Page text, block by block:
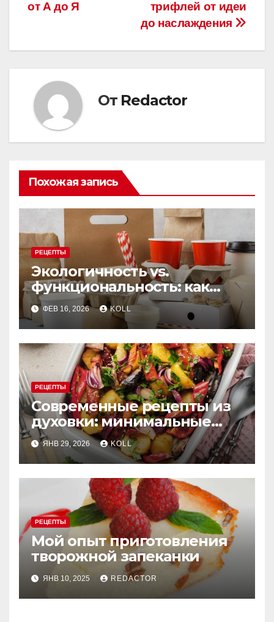
трифлей от идеи
до наслаждения
от А до Я
От Redactor
Похожая запись
РЕЦЕПТЫ
Экологичность vs.
функциональность: как
выбрать бумажную посуду
для заведения
ФЕВ 16, 2026 KOLL
РЕЦЕПТЫ
Современные рецепты из
духовки: минимальные
усилия, максимум вкуса
ЯНВ 29, 2026 KOLL
РЕЦЕПТЫ
Мой опыт приготовления
творожной запеканки
ЯНВ 10, 2025 REDACTOR